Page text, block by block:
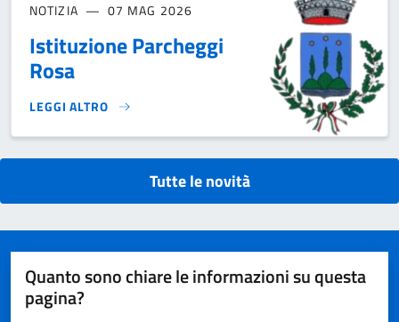
NOTIZIA 07 MAG 2026
Istituzione Parcheggi
Rosa
LEGGI ALTRO
ISTITUZIONE PARCHEGGI ROSA}
Tutte le novità
Quanto sono chiare le informazioni su questa
pagina?